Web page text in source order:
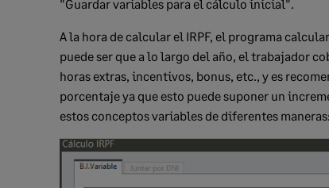
"Guardar variables para el cálculo inicial".
A la hora de calcular el IRPF, el programa
puede ser que a lo largo del año, el trabajador
horas extras, incentivos, bonus, etc., y es
porcentaje ya que esto puede suponer un
estos conceptos variables de diferentes maneras: